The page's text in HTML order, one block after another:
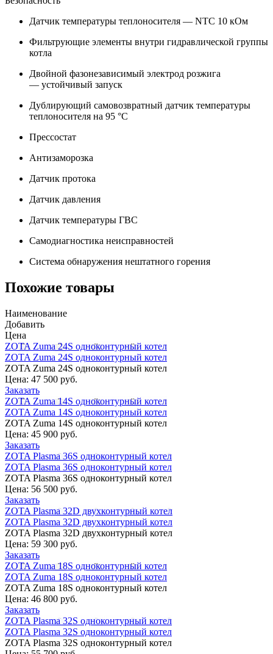
Датчик температуры теплоносителя — NTC 10 кОм
Фильтрующие элементы внутри гидравлической группы
котла
Двойной фазонезависимый электрод розжига
— устойчивый запуск
Дублирующий самовозвратный датчик температуры
теплоносителя на 95 °C
Прессостат
Антизаморозка
Датчик протока
Датчик давления
Датчик температуры ГВС
Самодиагностика неисправностей
Система обнаружения нештатного горения
Похожие товары
Наименование
Добавить
Цена
ZOTA Zuma 24S одноконтурный котел
ZOTA Zuma 24S одноконтурный котел
ZOTA Zuma 24S одноконтурный котел
Цена: 47 500 руб.
Заказать
ZOTA Zuma 14S одноконтурный котел
ZOTA Zuma 14S одноконтурный котел
ZOTA Zuma 14S одноконтурный котел
Цена: 45 900 руб.
Заказать
ZOTA Plasma 36S одноконтурный котел
ZOTA Plasma 36S одноконтурный котел
ZOTA Plasma 36S одноконтурный котел
Цена: 56 500 руб.
Заказать
ZOTA Plasma 32D двухконтурный котел
ZOTA Plasma 32D двухконтурный котел
ZOTA Plasma 32D двухконтурный котел
Цена: 59 300 руб.
Заказать
ZOTA Zuma 18S одноконтурный котел
ZOTA Zuma 18S одноконтурный котел
ZOTA Zuma 18S одноконтурный котел
Цена: 46 800 руб.
Заказать
ZOTA Plasma 32S одноконтурный котел
ZOTA Plasma 32S одноконтурный котел
ZOTA Plasma 32S одноконтурный котел